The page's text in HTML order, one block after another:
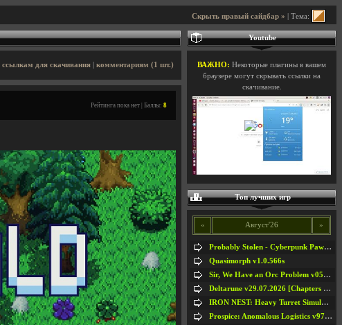
Скрыть правый сайдбар » | Тема:
ссылкам для скачивания комментариям (1 шт.)
Рейтинга пока нет | Баллы: 8
Youtube
ВАЖНО: Некоторые плагины в вашем
браузере могут скрывать ссылки на
скачивание.
Топ лучших игр
« Август'26 »
Probably Stolen - Cyberpunk Pawnshop Simulator v048c [Playtest]
Quasimorph v1.0.566s
Sir, We Have an Orc Problem v05.08.2026
Deltarune v29.07.2026 [Chapters 1-5] / + RUS [Chapters 1-5]
IRON NEST: Heavy Turret Simulator v1.0a
Prospice: Anomalous Logistics v97 [Playtest]